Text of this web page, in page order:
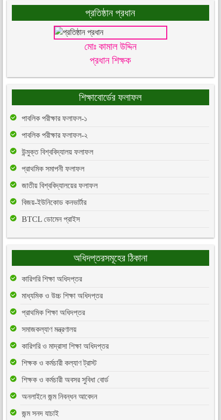
প্রতিষ্ঠান প্রধান
মোঃ কামাল উদ্দিন
প্রধান শিক্ষক
শিক্ষাবোর্ডের ফলাফল
পাবলিক পরীক্ষার ফলাফল-১
পাবলিক পরীক্ষার ফলাফল-২
উন্মুক্ত বিশ্ববিদ্যালয় ফলাফল
প্রাথমিক সমাপনী ফলাফল
জাতীয় বিশ্ববিদ্যালয়ের ফলাফল
বিজয়-ইউনিকোড কনভার্টার
BTCL ডোমেন প্রাইস
অধিদপ্তরসমূহের ঠিকানা
কারিগরি শিক্ষা অধিদপ্তর
মাধ্যমিক ও উচ্চ শিক্ষা অধিদপ্তর
প্রাথমিক শিক্ষা অধিদপ্তর
সমাজকল্যাণ মন্ত্রণালয়
কারিগরি ও মাদ্রাসা শিক্ষা অধিদপ্তর
শিক্ষক ও কর্মচারী কল্যাণ ট্রাস্ট
শিক্ষক ও কর্মচারী অবসর সুবিধা বোর্ড
অনলাইনে জন্ম নিবন্ধন আবেদন
জন্ম সনদ যাচাই